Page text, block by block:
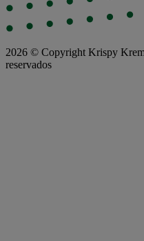
2026 © Copyright Krispy
reservados